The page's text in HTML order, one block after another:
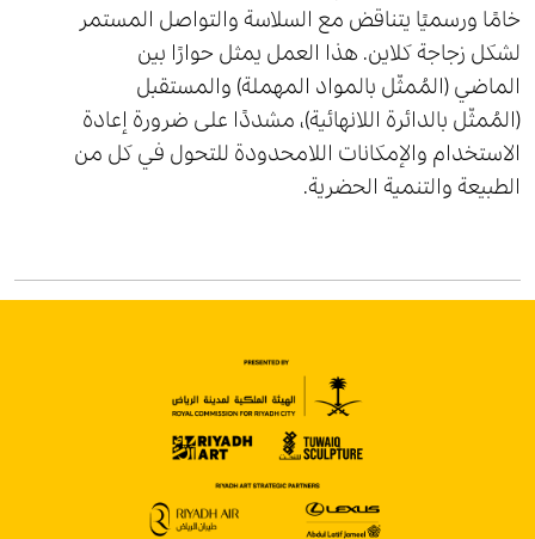
خامًا ورسميًا يتناقض مع السلاسة والتواصل المستمر
لشكل زجاجة كلاين. هذا العمل يمثل حوارًا بين
الماضي (المُمثّل بالمواد المهملة) والمستقبل
(المُمثّل بالدائرة اللانهائية)، مشددًا على ضرورة إعادة
الاستخدام والإمكانات اللامحدودة للتحول في كل من
الطبيعة والتنمية الحضرية.